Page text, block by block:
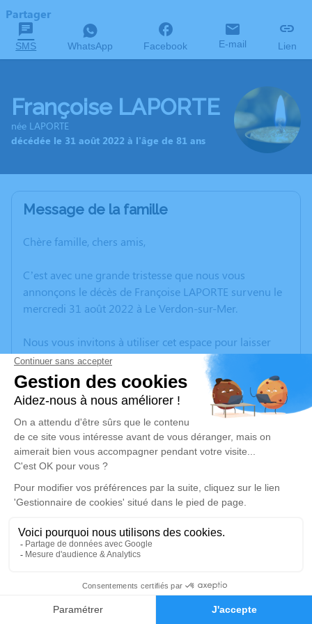
Faire-part Hommages
Partager
SMS WhatsApp Facebook E-mail Lien
Françoise LAPORTE
née LAPORTE
décédée le 31 août 2022 à l'âge de 81 ans
Message de la famille
Chère famille, chers amis,
C’est avec une grande tristesse que nous vous
annonçons le décès de Françoise LAPORTE survenu le
mercredi 31 août 2022 à Le Verdon-sur-Mer.
Nous vous invitons à utiliser cet espace pour laisser
vos condoléances, partager des photos souvenirs, une
anecdote ou exprimer vos pensées à travers des
poèmes ou des textes. Cet endroit est un lieu
d'expression dédié à honorer la mémoire de Françoise
LAPORTE.
Un service de plantation d’arbre hommage est
disponible ici.
Je rends hommage
Cérémonie religieuse
Église Notre Dame du Bon Secours et de Saint
Louis de Le Verdon-sur-Mer